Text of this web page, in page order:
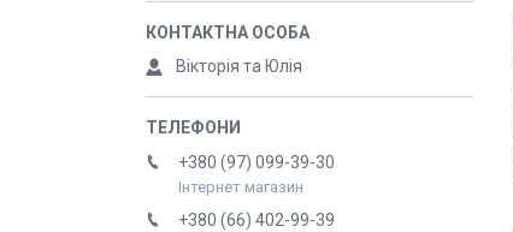
Вікторія та Юлія
+380 (97) 099-39-30
Інтернет магазин
+380 (66) 402-99-39